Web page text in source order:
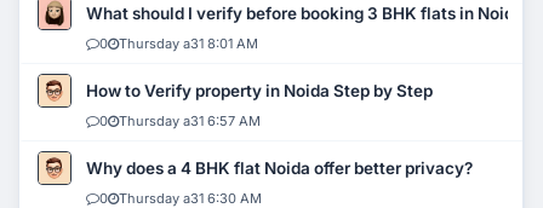
What should I verify before booking 3 BHK flats in Noida?
0 Thursday a31 8:01 AM
How to Verify property in Noida Step by Step
0 Thursday a31 6:57 AM
Why does a 4 BHK flat Noida offer better privacy?
0 Thursday a31 6:30 AM